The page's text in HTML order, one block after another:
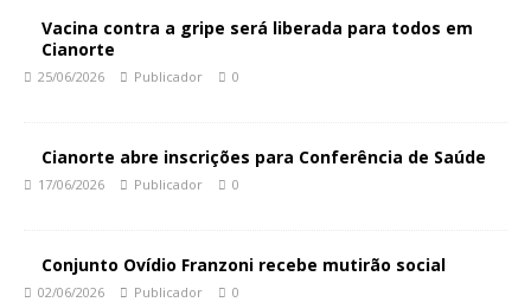
Vacina contra a gripe será liberada para todos em
Cianorte
25/06/2026 Publicador 0
Cianorte abre inscrições para Conferência de Saúde
17/06/2026 Publicador 0
Conjunto Ovídio Franzoni recebe mutirão social
02/06/2026 Publicador 0